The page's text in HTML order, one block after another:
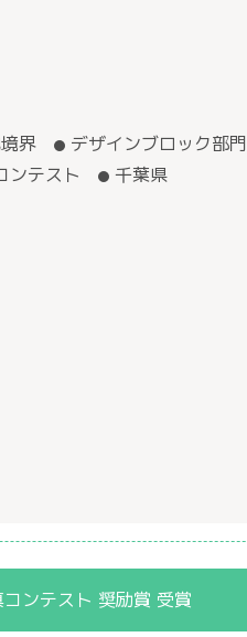
界 デザインブロック部門
ンテスト
千葉県
ンテスト 奨励賞 受賞